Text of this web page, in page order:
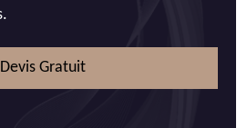
Devis Gratuit